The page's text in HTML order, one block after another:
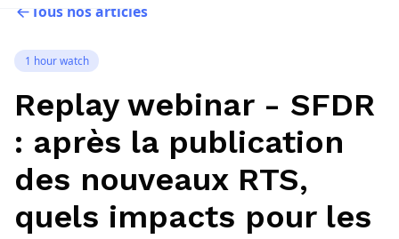
Tous nos articles
1 hour watch
Replay webinar - SFDR
: après la publication
des nouveaux RTS,
quels impacts pour les